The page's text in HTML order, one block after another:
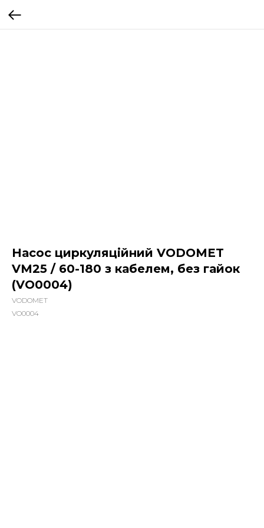
Насос циркуляційний VODOMET
VM25 / 60-180 з кабелем, без гайок
(VO0004)
VODOMET
VO0004